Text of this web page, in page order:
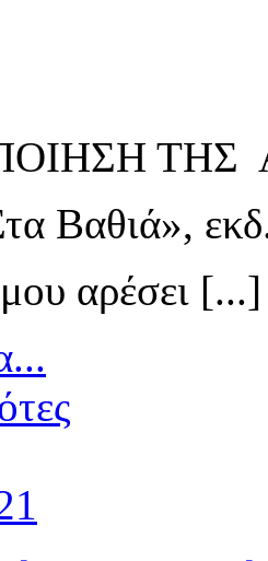
ΤΗΣ
Βαθιά»,
αρέσει [...]